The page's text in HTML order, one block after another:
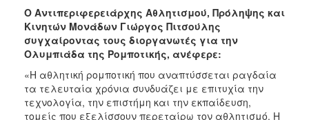
Ο Αντιπεριφερειάρχης Αθλητισμού, Πρόληψης και
Κινητών Μονάδων Γιώργος Πιτσούλης
συγχαίροντας τους διοργανωτές για την
Ολυμπιάδα της Ρομποτικής, ανέφερε:
«Η αθλητική ρομποτική που αναπτύσσεται ραγδαία
τα τελευταία χρόνια συνδυάζει με επιτυχία την
τεχνολογία, την επιστήμη και την εκπαίδευση,
τομείς που εξελίσσουν περεταίρω τον αθλητισμό. Η